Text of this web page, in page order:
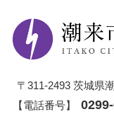
〒311-2493 茨城県
【電話番号】